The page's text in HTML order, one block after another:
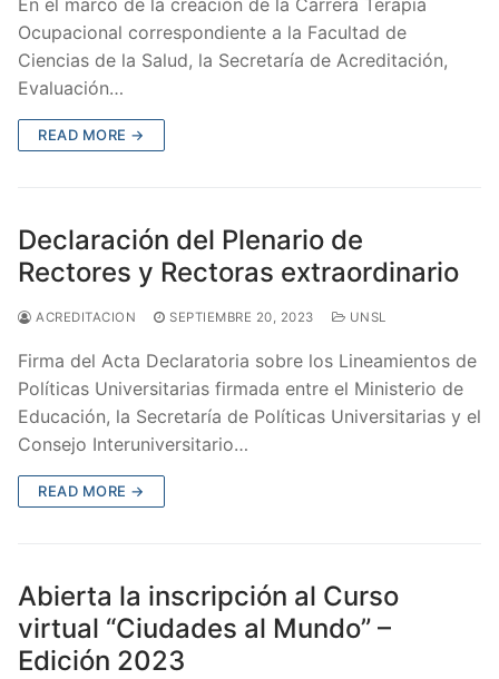
En el marco de la creación de la Carrera Terapia
Ocupacional correspondiente a la Facultad de
Ciencias de la Salud, la Secretaría de Acreditación,
Evaluación…
READ MORE →
Declaración del Plenario de
Rectores y Rectoras extraordinario
ACREDITACION SEPTIEMBRE 20, 2023 UNSL
Firma del Acta Declaratoria sobre los Lineamientos de
Políticas Universitarias firmada entre el Ministerio de
Educación, la Secretaría de Políticas Universitarias y el
Consejo Interuniversitario…
READ MORE →
Abierta la inscripción al Curso
virtual “Ciudades al Mundo” –
Edición 2023